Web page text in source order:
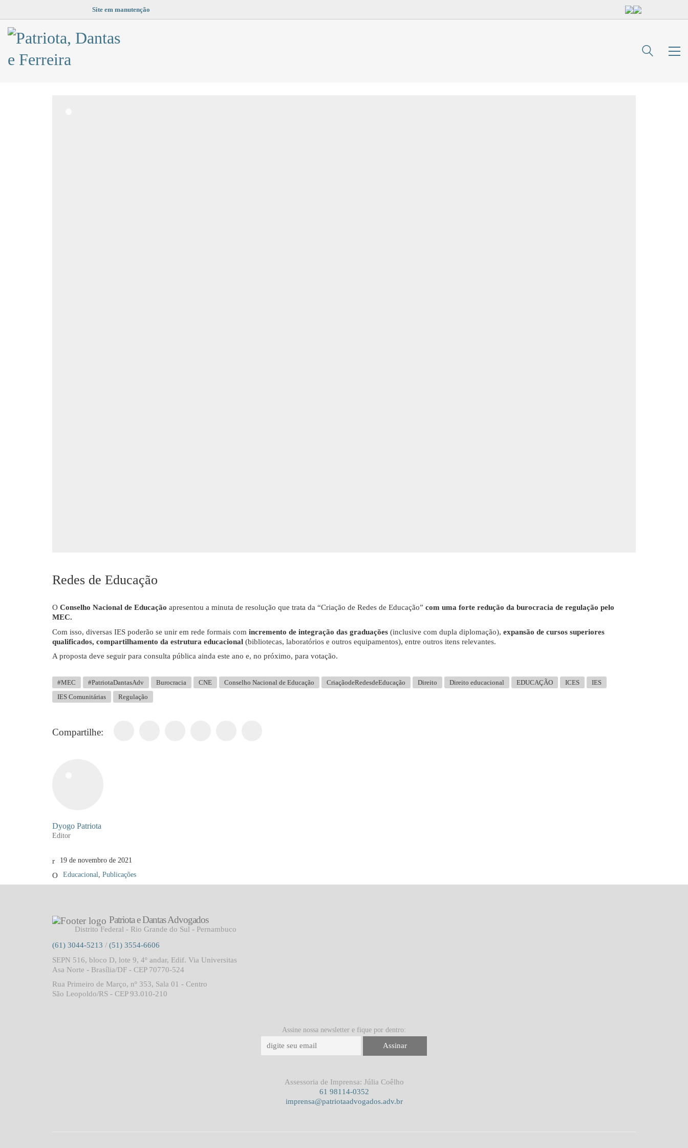
Site em manutenção
Redes de Educação
O Conselho Nacional de Educação apresentou a minuta de resolução que trata da “Criação de Redes de Educação” com uma forte redução da burocracia de regulação pelo
MEC.
Com isso, diversas IES poderão se unir em rede formais com incremento de integração das graduações (inclusive com dupla diplomação), expansão de cursos superiores
qualificados, compartilhamento da estrutura educacional (bibliotecas, laboratórios e outros equipamentos), entre outros itens relevantes.
A proposta deve seguir para consulta pública ainda este ano e, no próximo, para votação.
#MEC #PatriotaDantasAdv Burocracia CNE Conselho Nacional de Educação CriaçãodeRedesdeEducação Direito Direito educacional EDUCAÇÃO ICES
IES
IES Comunitárias
Regulação
Compartilhe:
Dyogo Patriota
Editor
19 de novembro de 2021
Educacional
Publicações
Patriota e Dantas Advogados
Distrito Federal - Rio Grande do Sul - Pernambuco
(61) 3044-5213 / (51) 3554-6606
SEPN 516, bloco D, lote 9, 4º andar, Edif. Via Universitas
Asa Norte - Brasília/DF - CEP 70770-524
Rua Primeiro de Março, nº 353, Sala 01 - Centro
São Leopoldo/RS - CEP 93.010-210
Assine nossa newsletter e fique por dentro:
Assessoria de Imprensa: Júlia Coêlho
61 98114-0352
imprensa@patriotaadvogados.adv.br